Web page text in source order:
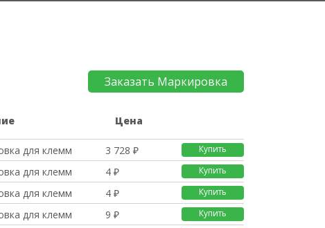
Заказать Маркировка
Цена
для клемм 3 728 ₽ Купить
для клемм 4 ₽ Купить
для клемм 4 ₽ Купить
для клемм 9 ₽ Купить